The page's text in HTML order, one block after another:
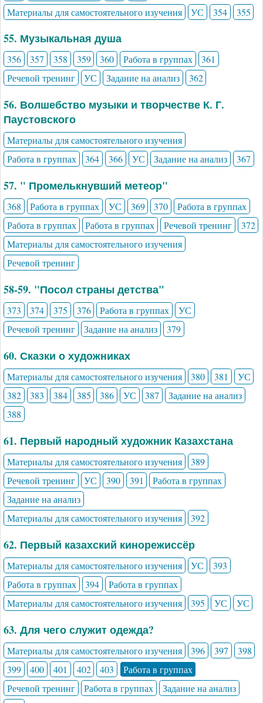
Материалы для самостоятельного изучения
УС 354 355
55. Музыкальная душа
356 357 358 359 360 Работа в группах
361
Речевой тренинг
УС Задание на анализ 362
56. Волшебство музыки и творчестве К. Г.
Паустовского
Материалы для самостоятельного изучения
Работа в группах
364 366 УС Задание на анализ 367
57. " Промелькнувший метеор"
368 Работа в группах УС 369 370
Работа в группах
Работа в группах
Работа в группах Речевой тренинг
372
Материалы для самостоятельного изучения
Речевой тренинг
58-59. "Посол страны детства"
373 374 375 376 Работа в группах
УС
Речевой тренинг
Задание на анализ 379
60. Сказки о художниках
Материалы для самостоятельного изучения 380 381
УС
382
383 384 385 386 УС 387
Задание на анализ
388
61. Первый народный художник Казахстана
Материалы для самостоятельного изучения
389
Речевой тренинг
УС 390 391
Работа в группах
Задание на анализ
Материалы для самостоятельного изучения
392
62. Первый казахский кинорежиссёр
Материалы для самостоятельного изучения УС
393
Работа в группах
394
Работа в группах
Материалы для самостоятельного изучения
395 УС УС
63. Для чего служит одежда?
Материалы для самостоятельного изучения 396 397
398
399
400 401 402 403
Работа в группах
Речевой тренинг
Работа в группах
Задание на анализ